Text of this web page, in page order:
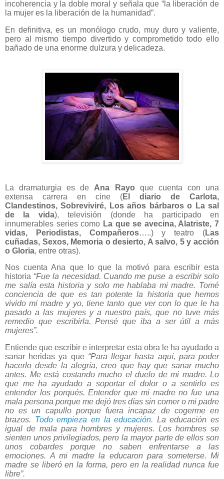
incoherencia y la doble moral y señala que “la liberación de
la mujer es la liberación de la humanidad”.
En definitiva, es un monólogo crudo, muy duro y valiente,
pero al mismo tiempo divertido y comprometido todo ello
bañado de una enorme dulzura y delicadeza.
La dramaturgia es de Ana Rayo que cuenta con una
extensa carrera en cine (El diario de Carlota,
Clandestinos, Sobreviviré, Los años bárbaros o La sal
de la vida), televisión (donde ha participado en
innumerables series como La que se avecina, Alatriste, 7
vidas, Periodistas, Compañeros…..) y teatro (Las
cuñadas, Sexos, Memoria o desierto, A salvo, 5 y acción
o Gloria, entre otras).
Nos cuenta Ana que lo que la motivó para escribir esta
historia “Fue la necesidad. Cuando me puse a escribir solo
me salía esta historia y solo me hablaba mi madre. Tomé
conciencia de que es tan potente la historia que hemos
vivido mi madre y yo, tiene tanto que ver con lo que le ha
pasado a las mujeres y a nuestro país, que no tuve más
remedio que escribirla. Pensé que iba a ser útil a más
mujeres”.
Entiende que escribir e interpretar esta obra le ha ayudado a
sanar heridas ya que“Para llegar hasta aquí, para poder
hacerlo desde la alegría, creo que hay que sanar mucho
antes. Me está costando mucho el duelo de mi madre. Lo
que me ha ayudado a soportar el dolor o a sentirlo es
entender los porqués. Entender que mi madre no fue una
mala persona porque me dejó tres días sin comer o mi padre
no es un capullo porque fuera incapaz de cogerme en
brazos. Todo empieza en la educación. La educación es
igual de mala para hombres y mujeres. Los hombres se
sienten unos privilegiados, pero la mayor parte de ellos son
unos cobardes porque no saben enfrentarse a las
emociones. A mi madre la educaron para someterse. Mi
madre se liberó en la forma, pero en la realidad nunca fue
libre”.